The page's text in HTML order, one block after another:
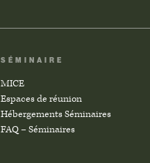
SÉMINAIRE
MICE
Espaces de réunion
Hébergements Séminaires
FAQ – Séminaires